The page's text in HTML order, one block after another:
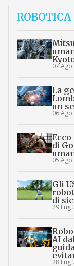
ROBOTICA
07
La
un
06
di
05
Gli
di
29 Lug
AI
28 Lug